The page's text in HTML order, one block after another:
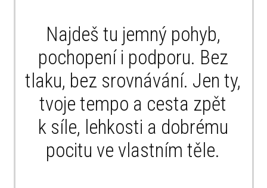
Najdeš tu jemný pohyb,
pochopení i podporu. Bez
tlaku, bez srovnávání. Jen ty,
tvoje tempo a cesta zpět
k síle, lehkosti a dobrému
pocitu ve vlastním těle.